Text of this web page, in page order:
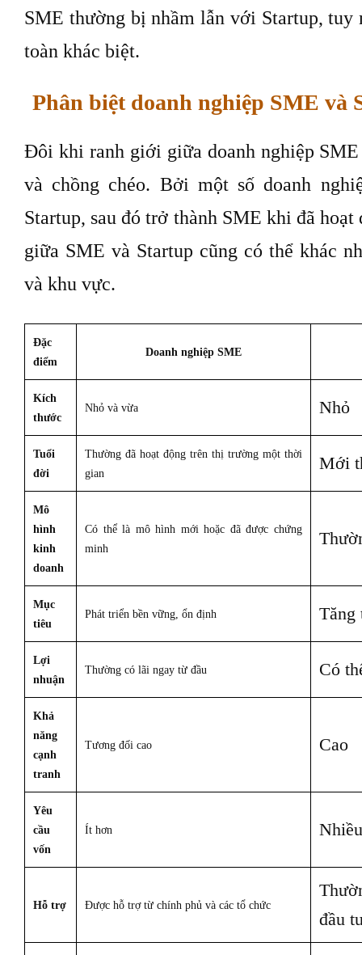
SME thường bị nhầm lẫn với Startup, tuy
toàn khác biệt.
Phân biệt doanh nghiệp SME và
Đôi khi ranh giới giữa doanh nghiệp
và chồng chéo. Bởi một số doanh
Startup, sau đó trở thành SME khi đã
giữa SME và Startup cũng có thể khác
và khu vực.
Đặc
điểm
Doanh nghiệp SME
Kích
thước
Nhỏ và vừa Nhỏ
Tuổi
đời
Thường đã hoạt động trên thị trường một thời
gian
Mới
Mô
hình
kinh
doanh
Có thể là mô hình mới hoặc đã được chứng
minh
Mục
tiêu
Phát triển bền vững, ổn định Tăng
Lợi
nhuận
Thường có lãi ngay từ đầu Có
Khả
năng
cạnh
tranh
Tương đối cao Cao
Yêu
cầu
vốn
Ít hơn
Hỗ trợ Được hỗ trợ từ chính phủ và các tổ chức
đầu